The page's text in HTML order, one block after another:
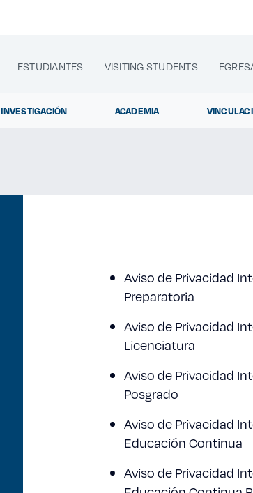
ESTUDIANTES VISITING STUDENTS
INVESTIGACIÓN ACADEMIA
Lo más buscado
Carreras
Derecho
Aviso de Privacidad
Preparatoria
Aviso de Privacidad
Licenciatura
Aviso de Privacidad
Posgrado
Aviso de Privacidad
Educación Continua
Aviso de Privacidad